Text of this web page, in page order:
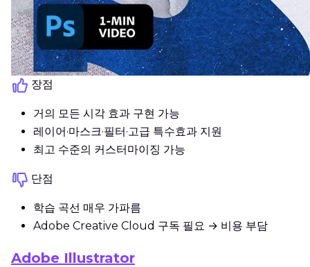
장점
거의 모든 시각 효과 구현 가능
레이어·마스크·필터·고급 특수효과 지원
최고 수준의 커스터마이징 가능
단점
학습 곡선 매우 가파름
Adobe Creative Cloud 구독 필요 → 비용 부담
Adobe Illustrator